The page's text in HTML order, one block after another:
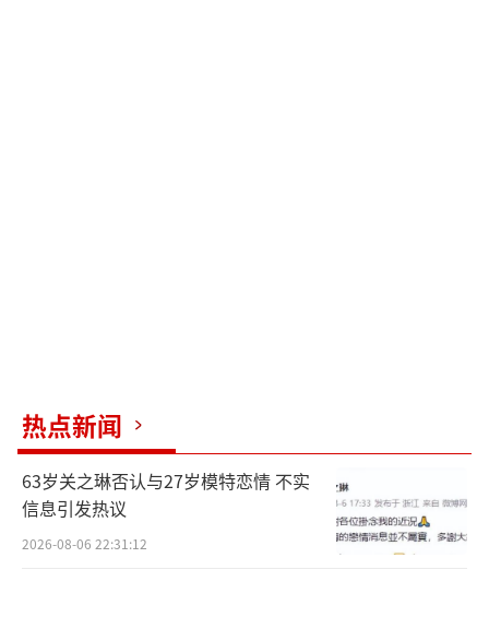
热点新闻
63岁关之琳否认与27岁模特恋情 不实
信息引发热议
2026-08-06 22:31:12